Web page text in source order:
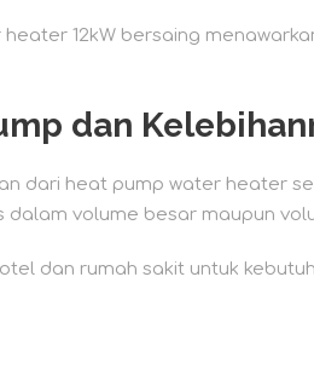
12kW bersaing
dan
dari heat pump water heater
volume besar maupun
dan rumah sakit untuk